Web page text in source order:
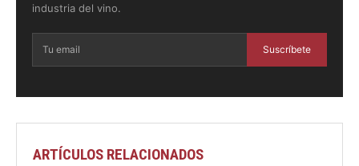
industria del vino.
Suscríbete
ARTÍCULOS RELACIONADOS